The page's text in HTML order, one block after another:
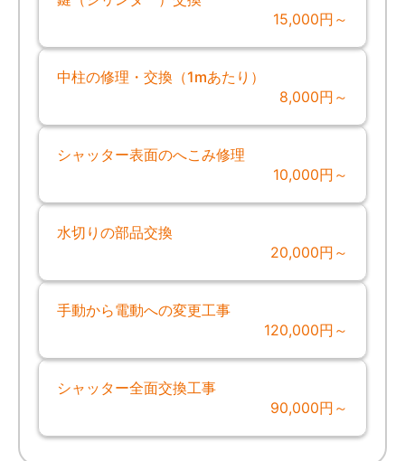
15,000円～
中柱の修理・交換（1mあたり）
8,000円～
シャッター表面のへこみ修理
10,000円～
水切りの部品交換
20,000円～
手動から電動への変更工事
120,000円～
シャッター全面交換工事
90,000円～